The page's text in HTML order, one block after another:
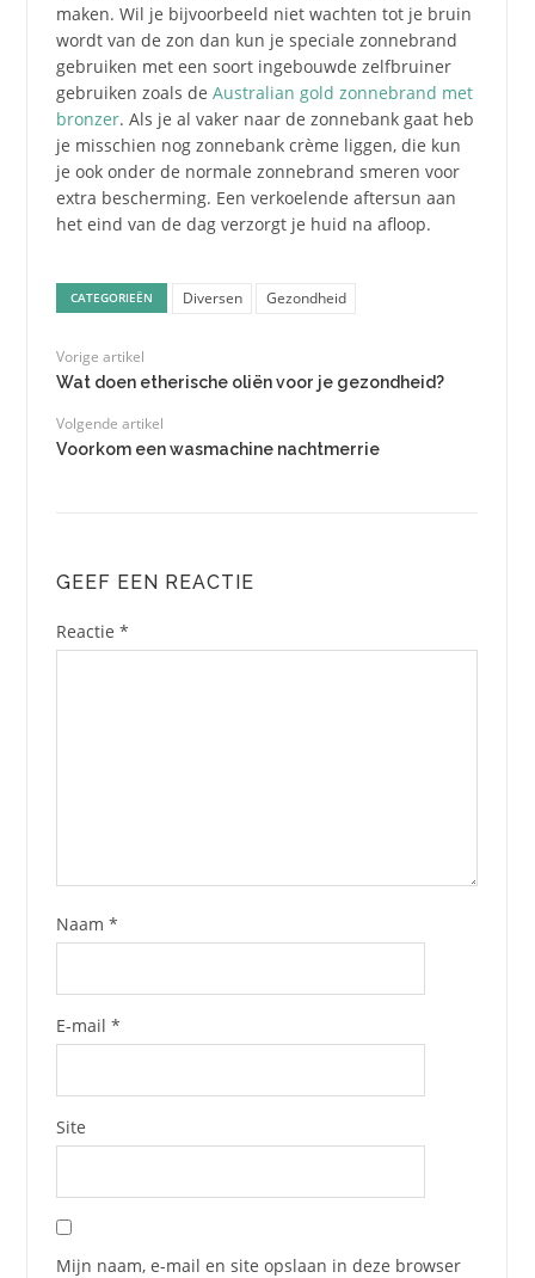
maken. Wil je bijvoorbeeld niet wachten tot je bruin
wordt van de zon dan kun je speciale zonnebrand
gebruiken met een soort ingebouwde zelfbruiner
gebruiken zoals de Australian gold zonnebrand met
bronzer. Als je al vaker naar de zonnebank gaat heb
je misschien nog zonnebank crème liggen, die kun
je ook onder de normale zonnebrand smeren voor
extra bescherming. Een verkoelende aftersun aan
het eind van de dag verzorgt je huid na afloop.
CATEGORIEËN Diversen Gezondheid
Vorige artikel
Wat doen etherische oliën voor je gezondheid?
Volgende artikel
Voorkom een wasmachine nachtmerrie
GEEF EEN REACTIE
Reactie *
Naam *
E-mail *
Site
Mijn naam, e-mail en site opslaan in deze browser